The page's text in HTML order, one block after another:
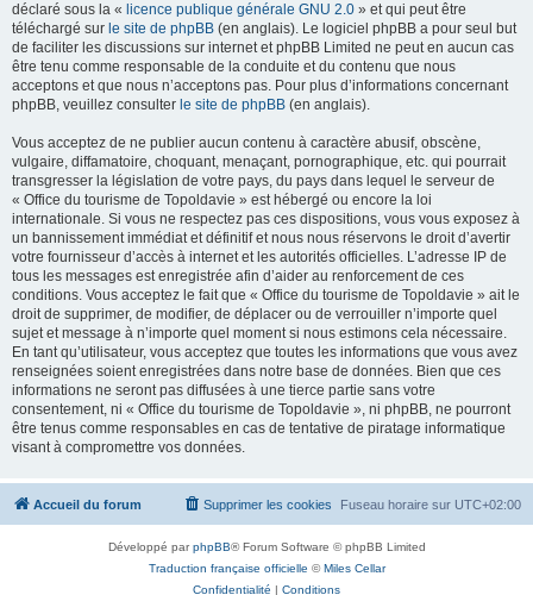
déclaré sous la « licence publique générale GNU 2.0 » et qui peut être
téléchargé sur le site de phpBB (en anglais). Le logiciel phpBB a pour seul but
de faciliter les discussions sur internet et phpBB Limited ne peut en aucun cas
être tenu comme responsable de la conduite et du contenu que nous
acceptons et que nous n’acceptons pas. Pour plus d’informations concernant
phpBB, veuillez consulter le site de phpBB (en anglais).
Vous acceptez de ne publier aucun contenu à caractère abusif, obscène,
vulgaire, diffamatoire, choquant, menaçant, pornographique, etc. qui pourrait
transgresser la législation de votre pays, du pays dans lequel le serveur de
« Office du tourisme de Topoldavie » est hébergé ou encore la loi
internationale. Si vous ne respectez pas ces dispositions, vous vous exposez à
un bannissement immédiat et définitif et nous nous réservons le droit d’avertir
votre fournisseur d’accès à internet et les autorités officielles. L’adresse IP de
tous les messages est enregistrée afin d’aider au renforcement de ces
conditions. Vous acceptez le fait que « Office du tourisme de Topoldavie » ait le
droit de supprimer, de modifier, de déplacer ou de verrouiller n’importe quel
sujet et message à n’importe quel moment si nous estimons cela nécessaire.
En tant qu’utilisateur, vous acceptez que toutes les informations que vous avez
renseignées soient enregistrées dans notre base de données. Bien que ces
informations ne seront pas diffusées à une tierce partie sans votre
consentement, ni « Office du tourisme de Topoldavie », ni phpBB, ne pourront
être tenus comme responsables en cas de tentative de piratage informatique
visant à compromettre vos données.
Accueil du forum Fuseau horaire sur UTC+02:00
Supprimer les cookies
Développé parphpBB® Forum Software © phpBB Limited
Traduction française officielle ©Miles Cellar
Confidentialité | Conditions